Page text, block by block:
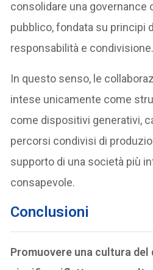
consolidare una governance
pubblico, fondata su principi
responsabilità e condivisione.
In questo senso, le
intese unicamente come
come dispositivi generativi,
percorsi condivisi di
supporto di una società più
consapevole.
Conclusioni
Promuovere una cultura